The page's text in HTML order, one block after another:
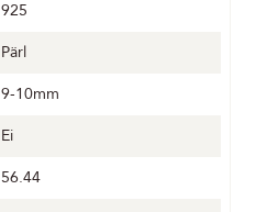
925
Pärl
9-10mm
Ei
56.44